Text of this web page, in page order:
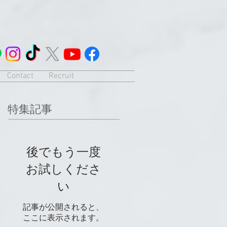
Contact Recruit
特集記事
後でもう一度
お試しくださ
い
記事が公開されると、
ここに表示されます。